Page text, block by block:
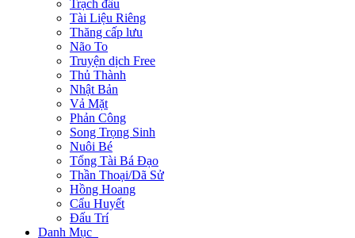
Trạch đấu
Tài Liệu Riêng
Thăng cấp lưu
Não To
Truyện dịch Free
Thủ Thành
Nhật Bản
Vả Mặt
Phản Công
Song Trọng Sinh
Nuôi Bé
Tổng Tài Bá Đạo
Thần Thoại/Dã Sử
Hồng Hoang
Cẩu Huyết
Đấu Trí
Danh Mục